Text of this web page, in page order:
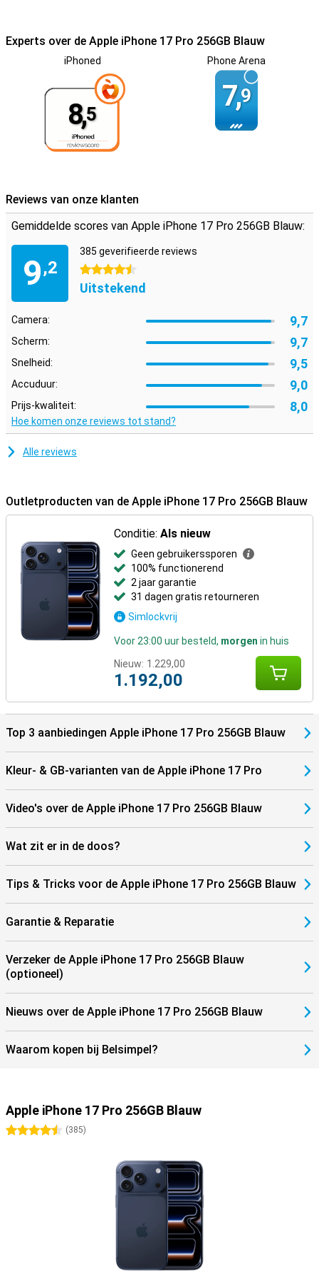
keuze met een vriendelijker prijskaartje.
Experts over de Apple iPhone 17 Pro 256GB Blauw
iPhoned
8,5
Phone Arena
7,9
Reviews van onze klanten
Gemiddelde scores van Apple iPhone 17 Pro 256GB Blauw:
9,2
385 geverifieerde reviews
4.5 sterren
Uitstekend
Camera: 9,7
Scherm: 9,7
Snelheid: 9,5
Accuduur: 9,0
Prijs-kwaliteit: 8,0
Hoe komen onze reviews tot stand?
Alle reviews
Outletproducten van de Apple iPhone 17 Pro 256GB Blauw
Conditie:Als nieuw
Geen gebruikerssporen
100% functionerend
2 jaar garantie
31 dagen gratis retourneren
Simlockvrij
Voor 23:00 uur besteld, morgen in huis
Nieuw: 1.229,00
1.192,00
Top 3 aanbiedingen Apple iPhone 17 Pro 256GB Blauw
Kleur- & GB-varianten van de Apple iPhone 17 Pro
Video's over de Apple iPhone 17 Pro 256GB Blauw
Wat zit er in de doos?
Tips & Tricks voor de Apple iPhone 17 Pro 256GB Blauw
Garantie & Reparatie
Verzeker de Apple iPhone 17 Pro 256GB Blauw
(optioneel)
Nieuws over de Apple iPhone 17 Pro 256GB Blauw
Waarom kopen bij Belsimpel?
Apple iPhone 17 Pro 256GB Blauw
4.5 sterren
(385)